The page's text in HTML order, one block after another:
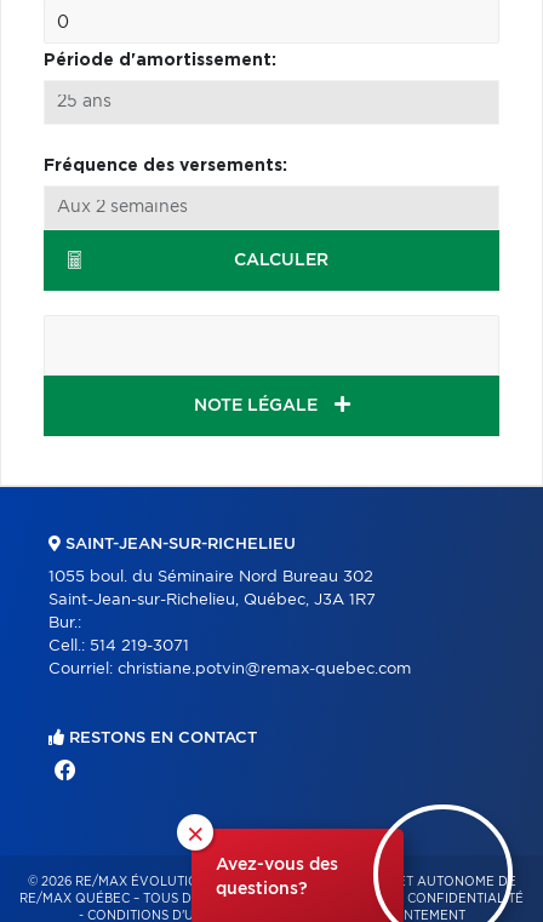
Période d'amortissement:
Fréquence des versements:
CALCULER
NOTE LÉGALE
×
Avez-vous des
questions?
SAINT-JEAN-SUR-RICHELIEU
1055 boul. du Séminaire Nord Bureau 302
Saint-Jean-sur-Richelieu, Québec, J3A 1R7
Bur.:
Cell.: 514 219-3071
Courriel: christiane.potvin@remax-quebec.com
RESTONS EN CONTACT
© 2026 RE/MAX ÉVOLUTION – FRANCHISÉ INDÉPENDANT ET AUTONOME DE
RE/MAX QUÉBEC – TOUS DROITS RÉSERVÉS -
POLITIQUE DE CONFIDENTIALITÉ
- CONDITIONS D'UTILISATION GESTION DU CONSENTEMENT